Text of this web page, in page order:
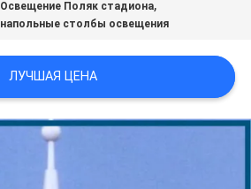
Освещение Поляк стадиона,
напольные столбы освещения
ЛУЧШАЯ ЦЕНА